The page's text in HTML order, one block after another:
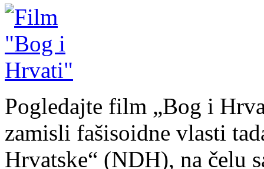
Pogledajte film „Bog i
zamisli fašisoidne vlasti
Hrvatske“ (NDH), na čelu